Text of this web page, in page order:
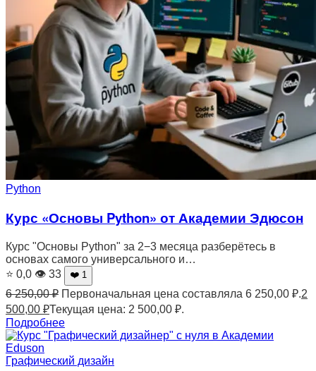
Python
Курс «Основы Python» от Академии Эдюсон
Курс "Основы Python" за 2−3 месяца разберётесь в
основах самого универсального и…
⭐ 0,0 👁 33 ❤️ 1
6 250,00₽ Первоначальная цена составляла 6 250,00 ₽.2
500,00 ₽Текущая цена: 2 500,00 ₽.
Подробнее
Графический дизайн